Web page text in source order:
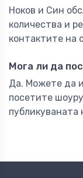
Ноков и Син
количества и
контактите на
Мога ли да
Да. Можете да
посетите